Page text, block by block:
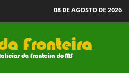
08 DE AGOSTO DE 2026